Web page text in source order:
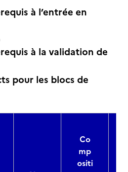
à l’entrée en
à la validation de
pour les blocs de
Co
mp
ositi